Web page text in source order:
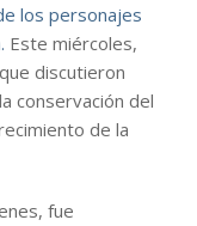
los personajes
Este miércoles,
discutieron
conservación del
de la
fue